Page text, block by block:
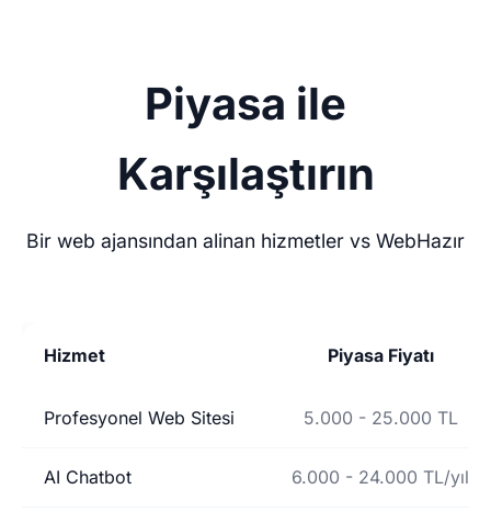
Piyasa ile
Karşılaştırın
Bir web ajansından alinan hizmetler vs WebHazır
Hizmet Piyasa Fiyatı
Profesyonel Web Sitesi 5.000 - 25.000 TL
AI Chatbot 6.000 - 24.000 TL/yıl